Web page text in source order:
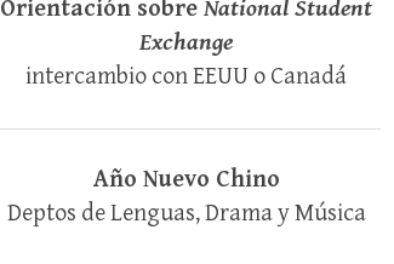
Orientación sobre National Student
Exchange
intercambio con EEUU o Canadá
Año Nuevo Chino
Deptos de Lenguas, Drama y Música